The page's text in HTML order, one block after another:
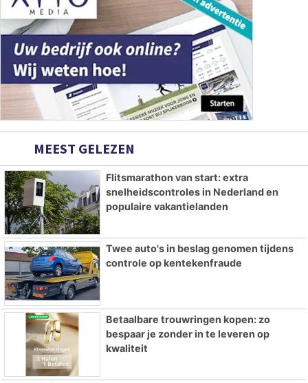
MEEST GELEZEN
Flitsmarathon van start: extra
snelheidscontroles in Nederland en
populaire vakantielanden
Twee auto's in beslag genomen tijdens
controle op kentekenfraude
Betaalbare trouwringen kopen: zo
bespaar je zonder in te leveren op
kwaliteit